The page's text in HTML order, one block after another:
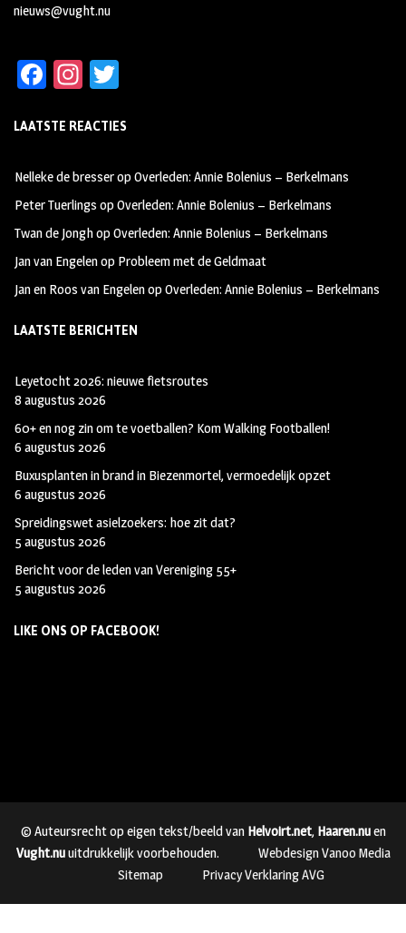
nieuws@vught.nu
Fa
b
oo
k
In
ag
m
tt
LAATSTE REACTIES
Nelleke de bresseropOverleden: Annie Bolenius – Berkelmans
Peter Tuerlings opOverleden: Annie Bolenius – Berkelmans
Twan de JonghopOverleden: Annie Bolenius – Berkelmans
Jan van Engelenop Probleem met de Geldmaat
Jan en Roos van EngelenopOverleden: Annie Bolenius – Berkelmans
LAATSTE BERICHTEN
Leyetocht 2026: nieuwe fietsroutes
8 augustus 2026
60+ en nog zin om te voetballen? Kom Walking Footballen!
6 augustus 2026
Buxusplanten in brand in Biezenmortel, vermoedelijk opzet
6 augustus 2026
Spreidingswet asielzoekers: hoe zit dat?
5 augustus 2026
Bericht voor de leden van Vereniging 55+
5 augustus 2026
LIKE ONS OP FACEBOOK!
© Auteursrecht op eigen tekst/beeld van Helvoirt.net, Haaren.nuen
Vught.nuuitdrukkelijk voorbehouden.
Webdesign Vanoo Media
Sitemap
Privacy Verklaring AVG